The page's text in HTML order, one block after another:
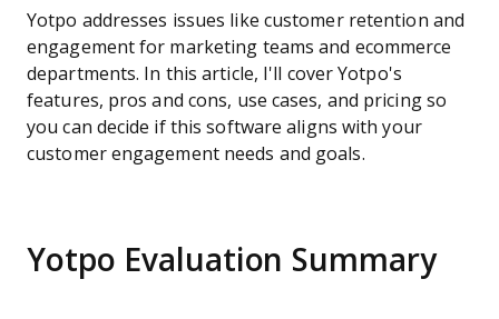
Yotpo addresses issues like customer retention and
engagement for marketing teams and ecommerce
departments. In this article, I'll cover Yotpo's
features, pros and cons, use cases, and pricing so
you can decide if this software aligns with your
customer engagement needs and goals.
Yotpo Evaluation Summary